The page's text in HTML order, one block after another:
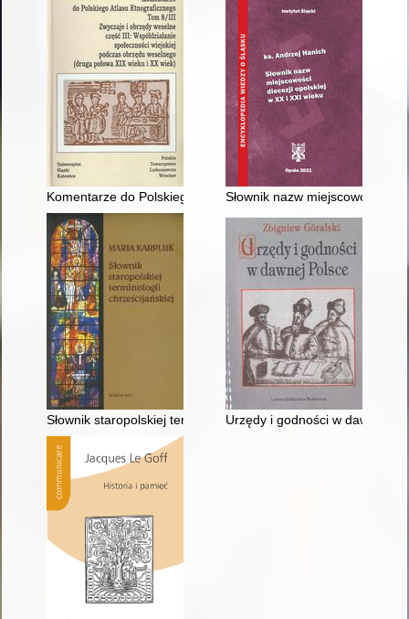
Komentarze do Polskiego Atlasu Etnograficznego. T. 8, Cz. 3,
Słownik nazw miejscowości
Słownik staropolskiej terminologii chrześcijańskiej
Urzędy i godności w dawnej